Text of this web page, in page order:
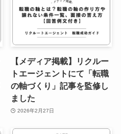
【メディア掲載】リクルー
トエージェントにて「転職
の軸づくり」記事を監修し
ました
2026年2月27日